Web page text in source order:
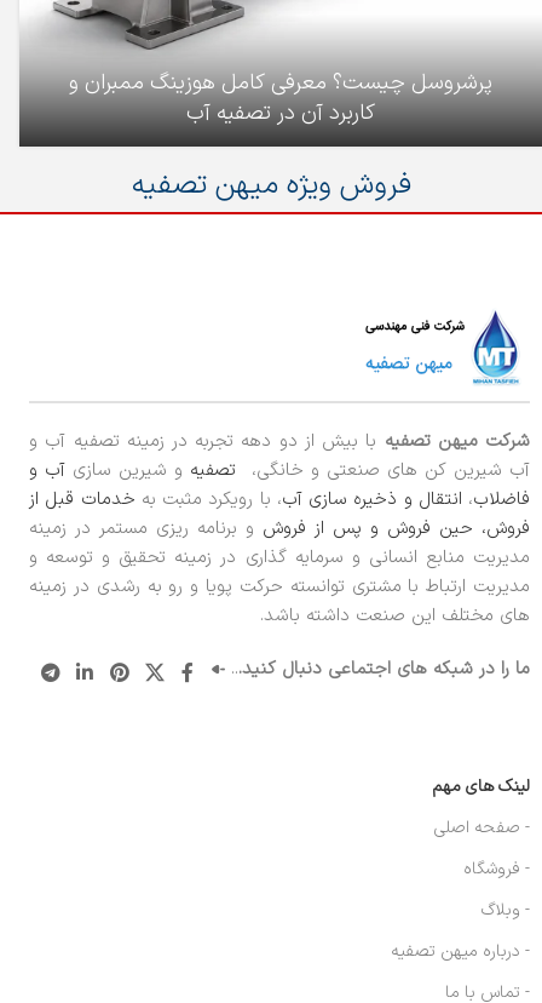
پرشروسل چیست؟ معرفی کامل هوزینگ ممبران و
کاربرد آن در تصفیه آب
فروش ویژه میهن تصفیه
شرکت میهن تصفیه با بیش از دو دهه تجربه در زمینه تصفیه آب و
آب شیرین کن های صنعتی و خانگی،
تصفیه و شیرین سازی آب و
فاضلاب، انتقال و ذخیره سازی آب، با رویکرد مثبت به خدمات قبل از
فروش، حین فروش و پس از فروش و برنامه ریزی مستمر در زمینه
مدیریت منابع انسانی و سرمایه گذاری در زمینه تحقیق و توسعه و
مدیریت ارتباط با مشتری توانسته حرکت پویا و رو به رشدی در زمینه
های مختلف این صنعت داشته باشد.
ما را در شبکه های اجتماعی دنبال کنید...
لینک های مهم
- صفحه اصلی
- فروشگاه
- وبلاگ
- درباره میهن تصفیه
- تماس با ما